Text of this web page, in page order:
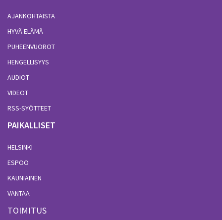
AJANKOHTAISTA
HYVÄ ELÄMÄ
PUHEENVUOROT
HENGELLISYYS
AUDIOT
VIDEOT
RSS-SYÖTTEET
PAIKALLISET
HELSINKI
ESPOO
KAUNIAINEN
VANTAA
TOIMITUS